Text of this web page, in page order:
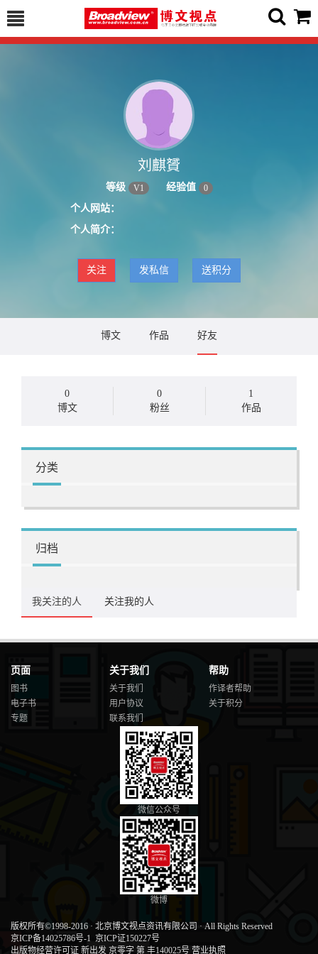
刘麒贇
等级 V1 经验值 0
个人网站：
个人简介：
关注 发私信 送积分
博文 作品 好友
0
博文
0
粉丝
1
作品
分类
归档
我关注的人 关注我的人
页面
图书
电子书
专题
关于我们
关于我们
用户协议
联系我们
帮助
作译者帮助
关于积分
微信公众号
微博
版权所有©1998-2016 · 北京博文视点资讯有限公司 · All Rights Reserved
京ICP备14025786号-1 京ICP证150227号
出版物经营许可证 新出发 京零字 第 丰140025号 营业执照